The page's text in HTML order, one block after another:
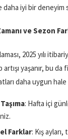
daha iyi bir deneyim
ve Sezon
2025 yılı
artışı yaşanır, bu
daha uygun
: Hafta içi
Farklar: Kış